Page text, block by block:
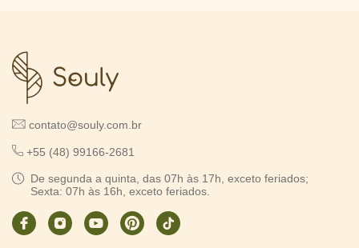
contato@souly.com.br
+55 (48) 99166-2681
De segunda a quinta, das 07h às 17h, exceto feriados;
Sexta: 07h às 16h, exceto feriados.